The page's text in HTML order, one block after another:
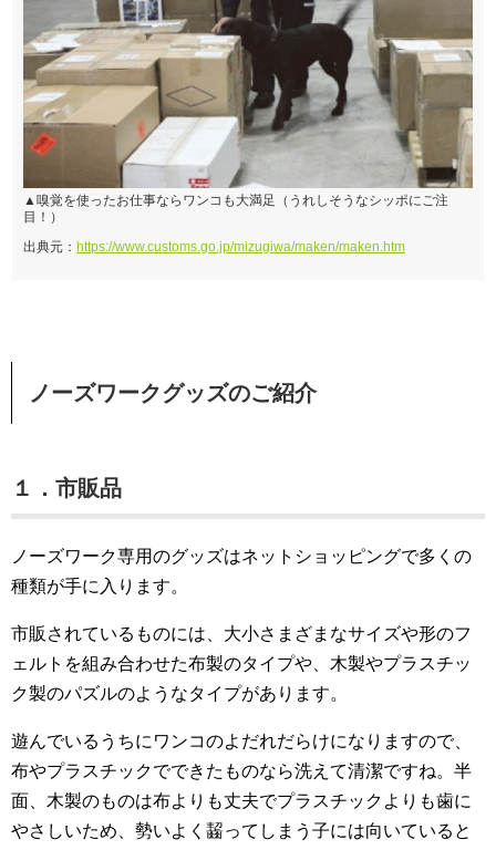
▲嗅覚を使ったお仕事ならワンコも大満足（うれしそうなシッポにご注
目！）
出典元： https://www.customs.go.jp/mizugiwa/maken/maken.htm
ノーズワークグッズのご紹介
１．市販品
ノーズワーク専用のグッズはネットショッピングで多くの
種類が手に入ります。
市販されているものには、大小さまざまなサイズや形のフ
ェルトを組み合わせた布製のタイプや、木製やプラスチッ
ク製のパズルのようなタイプがあります。
遊んでいるうちにワンコのよだれだらけになりますので、
布やプラスチックでできたものなら洗えて清潔ですね。半
面、木製のものは布よりも丈夫でプラスチックよりも歯に
やさしいため、勢いよく齧ってしまう子には向いていると